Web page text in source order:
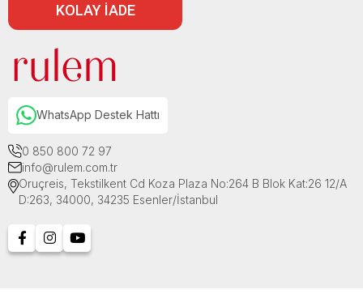
KOLAY İADE
WhatsApp Destek Hattı
0 850 800 72 97
info@rulem.com.tr
Oruçreis, Tekstilkent Cd Koza Plaza No:264 B Blok Kat:26 12/A
D:263, 34000, 34235 Esenler/İstanbul